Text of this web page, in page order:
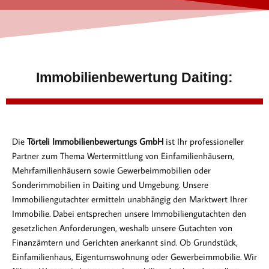
Immobilienbewertung Daiting:
Die Törteli Immobilienbewertungs GmbH ist Ihr professioneller
Partner zum Thema Wertermittlung von Einfamilienhäusern,
Mehrfamilienhäusern sowie Gewerbeimmobilien oder
Sonderimmobilien in Daiting und Umgebung. Unsere
Immobiliengutachter ermitteln unabhängig den Marktwert Ihrer
Immobilie. Dabei entsprechen unsere Immobiliengutachten den
gesetzlichen Anforderungen, weshalb unsere Gutachten von
Finanzämtern und Gerichten anerkannt sind. Ob Grundstück,
Einfamilienhaus, Eigentumswohnung oder Gewerbeimmobilie. Wir